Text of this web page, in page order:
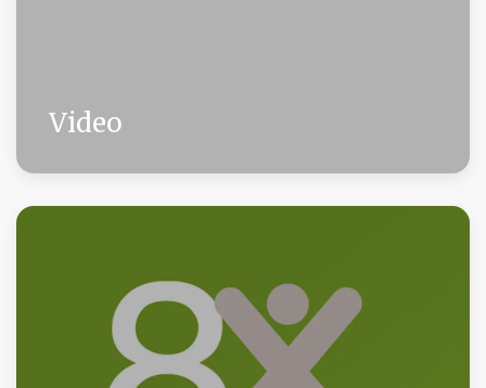
Video